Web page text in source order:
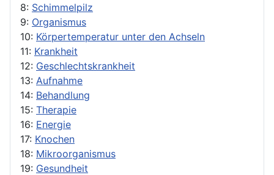
8: Schimmelpilz
9: Organismus
10: Körpertemperatur unter den Achseln
11: Krankheit
12: Geschlechtskrankheit
13: Aufnahme
14: Behandlung
15: Therapie
16: Energie
17: Knochen
18: Mikroorganismus
19: Gesundheit